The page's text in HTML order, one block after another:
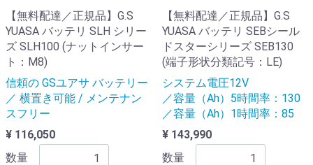
【無料配達／正規品】G.S
YUASA バッテリ SLH シリー
ズ SLH100 (ナットインサー
ト：M8)
信頼の GSユアサ バッテリー
／ 横置き可能 / メンテナン
スフリー
¥ 116,050
数量
【無料配達／正規品】G.S
YUASA バッテリ SEBシール
ドスターシリーズ SEB130
(端子形状分類記号：LE)
システム電圧12V
／容量（Ah）5時間率：130
／容量（Ah）1時間率：85
¥ 143,990
数量